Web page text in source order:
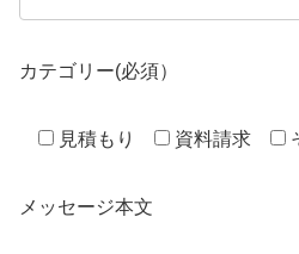
カテゴリー(必須）
見積もり 資料請求
メッセージ本文